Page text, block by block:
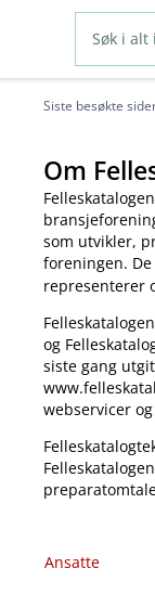
Siste besøkte
Om
som utvikler,
foreningen.
representerer
og
siste gang
webservicer
Ansatte